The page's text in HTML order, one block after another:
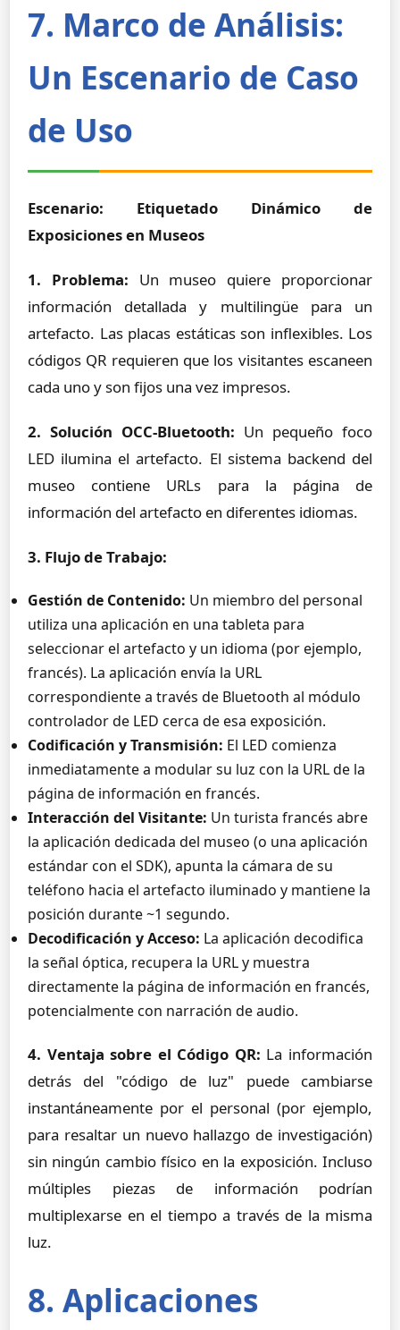
7. Marco de Análisis:
Un Escenario de Caso
de Uso
Escenario: Etiquetado Dinámico de
Exposiciones en Museos
1. Problema: Un museo quiere proporcionar
información detallada y multilingüe para un
artefacto. Las placas estáticas son inflexibles. Los
códigos QR requieren que los visitantes escaneen
cada uno y son fijos una vez impresos.
2. Solución OCC-Bluetooth: Un pequeño foco
LED ilumina el artefacto. El sistema backend del
museo contiene URLs para la página de
información del artefacto en diferentes idiomas.
3. Flujo de Trabajo:
Gestión de Contenido: Un miembro del personal
utiliza una aplicación en una tableta para
seleccionar el artefacto y un idioma (por ejemplo,
francés). La aplicación envía la URL
correspondiente a través de Bluetooth al módulo
controlador de LED cerca de esa exposición.
Codificación y Transmisión: El LED comienza
inmediatamente a modular su luz con la URL de la
página de información en francés.
Interacción del Visitante: Un turista francés abre
la aplicación dedicada del museo (o una aplicación
estándar con el SDK), apunta la cámara de su
teléfono hacia el artefacto iluminado y mantiene la
posición durante ~1 segundo.
Decodificación y Acceso: La aplicación decodifica
la señal óptica, recupera la URL y muestra
directamente la página de información en francés,
potencialmente con narración de audio.
4. Ventaja sobre el Código QR: La información
detrás del "código de luz" puede cambiarse
instantáneamente por el personal (por ejemplo,
para resaltar un nuevo hallazgo de investigación)
sin ningún cambio físico en la exposición. Incluso
múltiples piezas de información podrían
multiplexarse en el tiempo a través de la misma
luz.
8. Aplicaciones